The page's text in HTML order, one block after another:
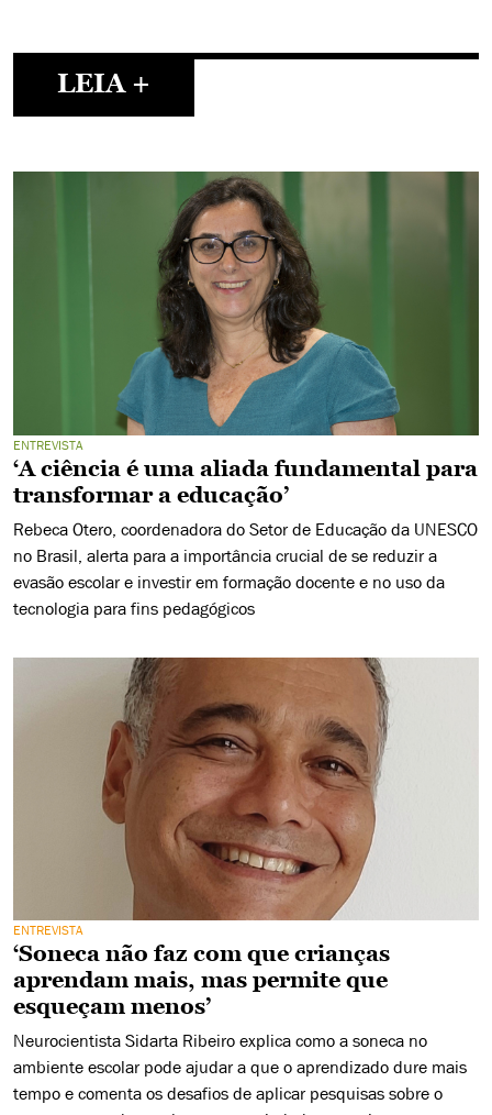
LEIA +
ENTREVISTA
‘A ciência é uma aliada fundamental para
transformar a educação’
Rebeca Otero, coordenadora do Setor de Educação da UNESCO
no Brasil, alerta para a importância crucial de se reduzir a
evasão escolar e investir em formação docente e no uso da
tecnologia para fins pedagógicos
ENTREVISTA
‘Soneca não faz com que crianças
aprendam mais, mas permite que
esqueçam menos’
Neurocientista Sidarta Ribeiro explica como a soneca no
ambiente escolar pode ajudar a que o aprendizado dure mais
tempo e comenta os desafios de aplicar pesquisas sobre o